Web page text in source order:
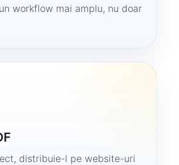
workflow mai amplu, nu doar
distribuie-l pe website-uri